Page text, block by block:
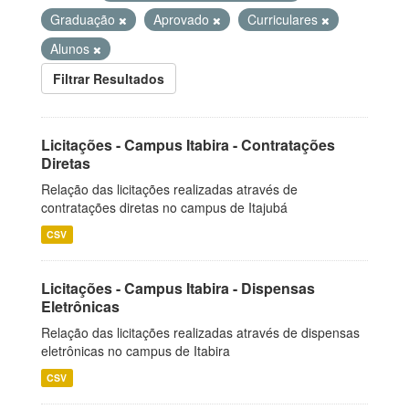
Graduação
Aprovado
Curriculares
Alunos
Filtrar Resultados
Licitações - Campus Itabira - Contratações
Diretas
Relação das licitações realizadas através de
contratações diretas no campus de Itajubá
CSV
Licitações - Campus Itabira - Dispensas
Eletrônicas
Relação das licitações realizadas através de dispensas
eletrônicas no campus de Itabira
CSV